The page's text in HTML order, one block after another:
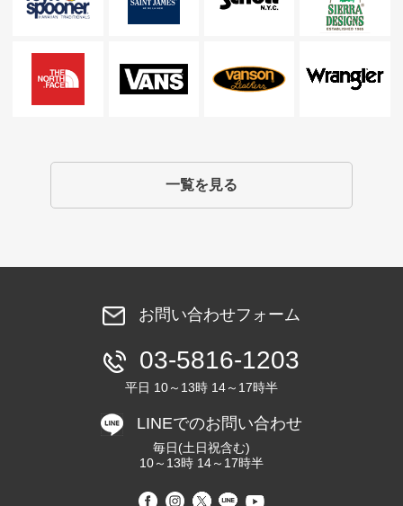
一覧を見る
お問い合わせフォーム
03-5816-1203
平日 10～13時 14～17時半
LINEでのお問い合わせ
毎日(土日祝含む)
10～13時 14～17時半